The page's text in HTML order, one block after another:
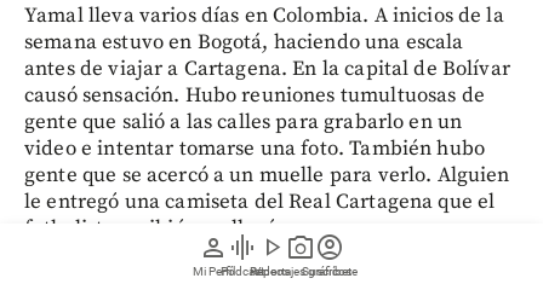
person
Mi Perfil
graphic_eq
Pódcast
play_arrow
Videos
photo_camera
Reportajes gráficos
account_circle
Suscríbete
Yamal lleva varios días en Colombia. A inicios de la
semana estuvo en Bogotá, haciendo una escala
antes de viajar a Cartagena. En la capital de Bolívar
causó sensación. Hubo reuniones tumultuosas de
gente que salió a las calles para grabarlo en un
video e intentar tomarse una foto. También hubo
gente que se acercó a un muelle para verlo. Alguien
le entregó una camiseta del Real Cartagena que el
futbolista recibió y se llevó.